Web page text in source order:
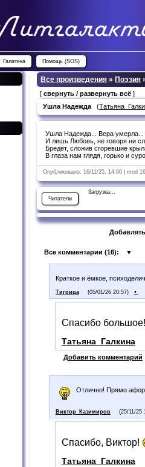
Галатека Помощь (SOS)
Все произведения » Поэзия
[свернуть / развернуть всё ]
Ушла Надежда (
Ушла Надежда... Вера умерла...
И лишь Любовь, не говоря ни
Бредёт, сложив сгоревшие
В глаза нам глядя, горько и
Опубликовано: 16/11/25, 14:00 | mod
Читатели
Загрузка...
Все комментарии (16): ▼
Краткое и ёмкое,
Тигрица (05/01/26 20:57) •
Спасибо
Татьяна_Галкина
Добавить комментарий
Отлично! Прямо
Виктор_Казимиров (25/11/25
Спасибо, Виктор!
Татьяна_Галкина